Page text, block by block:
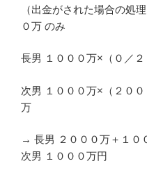
（出金がされた場合の処
０万 のみ
長男 １０００万×（０／
次男 １０００万×（２０
万
→ 長男 ２０００万＋１
次男 １０００万円